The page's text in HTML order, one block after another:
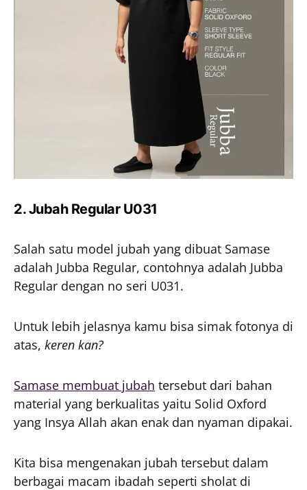
2. Jubah Regular U031
Salah satu model jubah yang dibuat Samase
adalah Jubba Regular, contohnya adalah Jubba
Regular dengan no seri U031.
Untuk lebih jelasnya kamu bisa simak fotonya di
atas, keren kan?
Samase membuat jubah tersebut dari bahan
material yang berkualitas yaitu Solid Oxford
yang Insya Allah akan enak dan nyaman dipakai.
Kita bisa mengenakan jubah tersebut dalam
berbagai macam ibadah seperti sholat di